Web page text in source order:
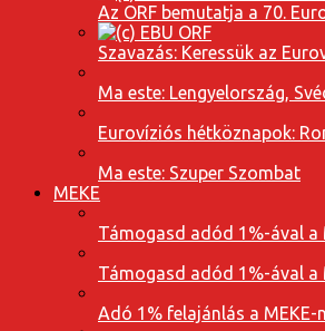
Az ORF bemutatja a 70.
Szavazás: Keressük az
Ma este: Lengyelország,
Eurovíziós hétköznapok:
Ma este: Szuper Szombat
MEKE
Támogasd adód 1%-ával a
Támogasd adód 1%-ával a
Adó 1% felajánlás a MEKE-